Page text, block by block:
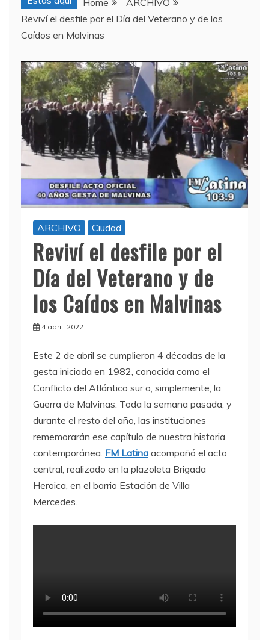
Home
ARCHIVO
Reviví el desfile por el Día del Veterano y de los
Caídos en Malvinas
ARCHIVO Ciudad
Reviví el desfile por el
Día del Veterano y de
los Caídos en Malvinas
4 abril, 2022
Este 2 de abril se cumplieron 4 décadas de la
gesta iniciada en 1982, conocida como el
Conflicto del Atlántico sur o, simplemente, la
Guerra de Malvinas. Toda la semana pasada, y
durante el resto del año, las instituciones
rememorarán ese capítulo de nuestra historia
contemporánea. FM Latina acompañó el acto
central, realizado en la plazoleta Brigada
Heroica, en el barrio Estación de Villa
Mercedes.